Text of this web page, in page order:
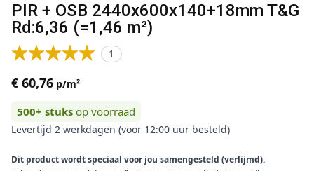
PIR + OSB 2440x600x140+18mm T&G
Rd:6,36 (=1,46 m²)
1
€ 60,76 p/m²
500+ stuks op voorraad
Levertijd 2 werkdagen (voor 12:00 uur besteld)
Dit product wordt speciaal voor jou samengesteld (verlijmd).